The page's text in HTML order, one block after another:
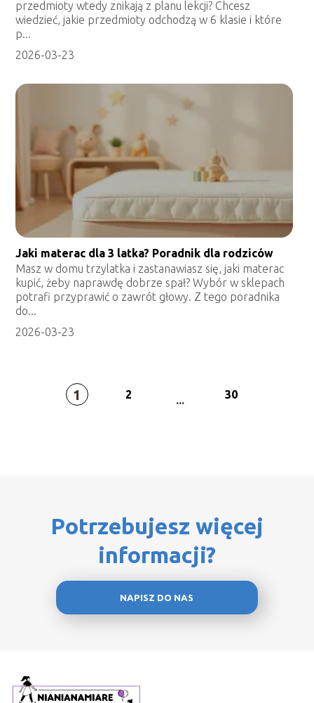
przedmioty wtedy znikają z planu lekcji? Chcesz
wiedzieć, jakie przedmioty odchodzą w 6 klasie i które
p...
2026-03-23
Jaki materac dla 3 latka? Poradnik dla rodziców
Masz w domu trzylatka i zastanawiasz się, jaki materac
kupić, żeby naprawdę dobrze spał? Wybór w sklepach
potrafi przyprawić o zawrót głowy. Z tego poradnika
do...
2026-03-23
1 2 ... 30
Potrzebujesz więcej
informacji?
NAPISZ DO NAS